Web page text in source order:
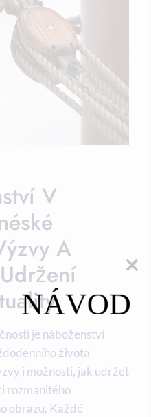
V
A
je náboženství
života
i možnosti, jak udržet
rozmanitého
obrazu. Každé
NÁVOD